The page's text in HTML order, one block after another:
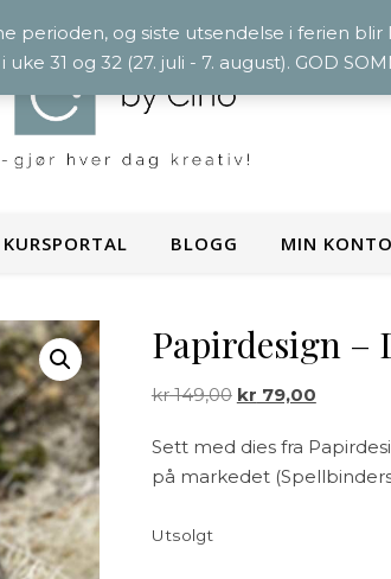
KURSPORTAL BLOGG MIN KONTO
Papirdesign –
kr149,00 Opprinnelig pris
kr 79,00
Sett med dies fra
på markedet
Utsolgt
perioden, og siste utsendelse i ferien
31 og 32 (27. juli - 7. august). GOD